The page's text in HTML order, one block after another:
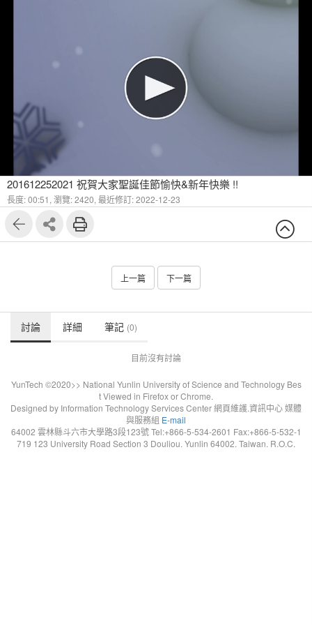
201612252021 祝賀大家聖誕佳節愉快&新年快樂 !!
長度: 00:51, 瀏覽: 2420, 最近修訂: 2022-12-23
上一篇 下一篇
討論 詳細 筆記 (0)
目前沒有討論
YunTech ©2020>> National Yunlin University of Science and Technology Bes
t Viewed in Firefox or Chrome.
Designed by Information Technology Services Center 網頁維護.資訊中心 媒體
與服務組 E-mail
64002 雲林縣斗六市大學路3段123號 Tel:+866-5-534-2601 Fax:+866-5-532-1
719 123 University Road Section 3 Douliou. Yunlin 64002. Taiwan. R.O.C.